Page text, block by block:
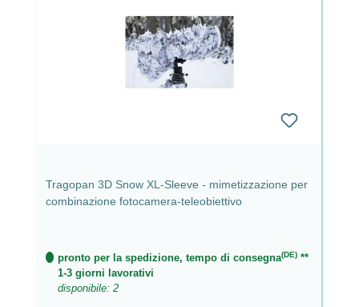
Tragopan 3D Snow XL-Sleeve - mimetizzazione per
combinazione fotocamera-teleobiettivo
pronto per la spedizione, tempo di consegna(DE) **
1-3 giorni lavorativi
disponibile: 2